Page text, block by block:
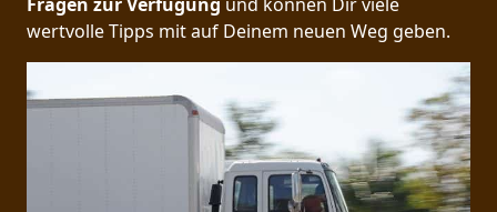
wertvolle Tipps mit auf Deinem neuen Weg geben.